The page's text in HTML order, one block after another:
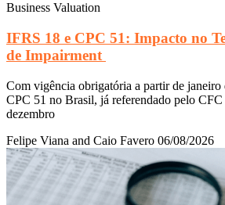
Business Valuation
IFRS 18 e CPC 51: Impacto no
de Impairment
Com vigência obrigatória a partir de
CPC 51 no Brasil, já referendado pelo
dezembro
Felipe Viana and Caio Favero 06/08/2026